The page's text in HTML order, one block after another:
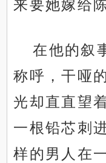
来要她嫁给
在他的叙
称呼，干哑
光却直直望
一根铅芯刺
样的男人在